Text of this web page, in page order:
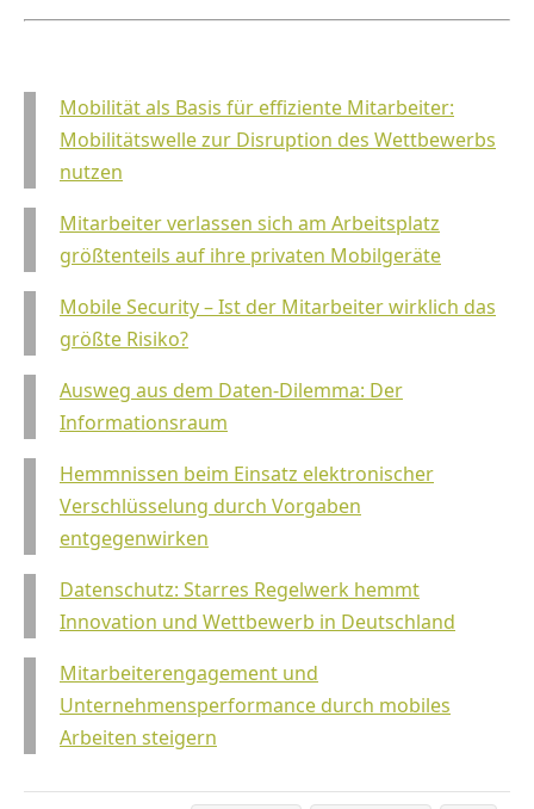
Mobilität als Basis für effiziente Mitarbeiter:
Mobilitätswelle zur Disruption des Wettbewerbs
nutzen
Mitarbeiter verlassen sich am Arbeitsplatz
größtenteils auf ihre privaten Mobilgeräte
Mobile Security – Ist der Mitarbeiter wirklich das
größte Risiko?
Ausweg aus dem Daten-Dilemma: Der
Informationsraum
Hemmnissen beim Einsatz elektronischer
Verschlüsselung durch Vorgaben
entgegenwirken
Datenschutz: Starres Regelwerk hemmt
Innovation und Wettbewerb in Deutschland
Mitarbeiterengagement und
Unternehmensperformance durch mobiles
Arbeiten steigern